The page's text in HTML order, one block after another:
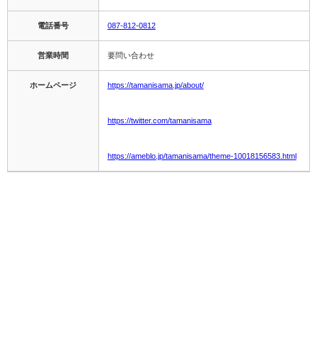
電話番号 087-812-0812
営業時間 要問い合わせ
ホームページ https://tamanisama.jp/about/
https://twitter.com/tamanisama
https://ameblo.jp/tamanisama/theme-10018156583.html